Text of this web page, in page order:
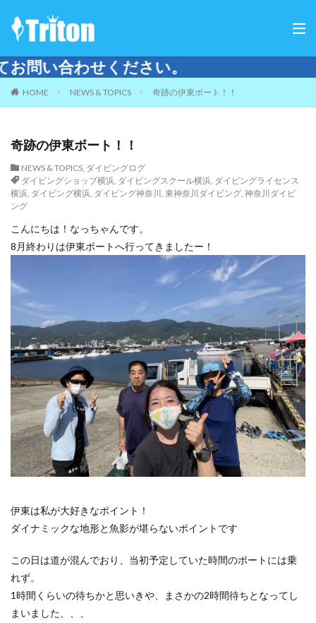
HOME NEWS & TOPICS 奇跡の伊東ボート！！
奇跡の伊東ボート！！
NEWS & TOPICS, ダイビングログ
ダイビングショップ横浜, ダイビングスクール横浜, ダイビングライセンス
横浜, ダイビング横浜, ダイビング神奈川 , 東神奈川ダイビング, 神奈川ダイビ
ング
こんにちは！なっちゃんです。
8月終わりは伊東ボートへ行ってきましたー！
伊東は私が大好きなポイント！
ダイナミックな地形と魚影が堪らないポイントです
この日は道が混んでおり、当初予定していた時間のボートには乗
れず。
1時間くらいの待ちかと思いきや、まさかの2時間待ちとなってし
まいました、、、